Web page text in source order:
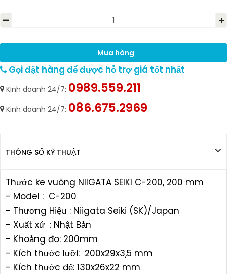
- +
Mua hàng
Gọi đặt hàng để được hỗ trợ giá tốt nhất
Kinh doanh 24/7: 0989.559.211
Kinh doanh 24/7: 086.675.2969
THÔNG SỐ KỸ THUẬT
Thước ke vuông NIIGATA SEIKI C-200, 200 mm
- Model : C-200
- Thương Hiệu : Niigata Seiki (SK)/Japan
- Xuất xứ : Nhật Bản
- Khoảng đo: 200mm
- Kích thước lưỡi: 200x29x3,5 mm
- Kích thước đế: 130x26x22 mm